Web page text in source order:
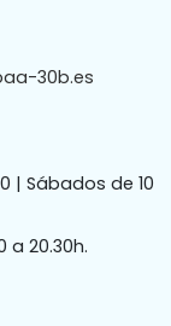
30b.es
| Sábados de 10
20.30h.